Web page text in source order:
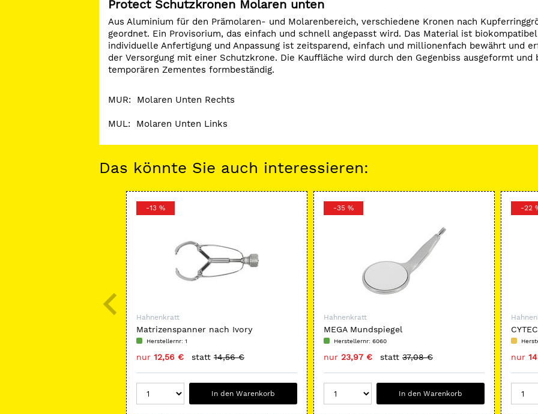
Protect Schutzkronen Molaren unten
Aus Aluminium für den Prämolaren- und Molarenbereich, verschiedene Kronen nach
geordnet. Ein Provisorium, das einfach und schnell angepasst wird. Das Material ist
individuelle Anfertigung und Anpassung ist zeitsparend, einfach und millionenfach bewährt und
der Versorgung mit einer Schutzkrone. Die Kauffläche wird durch den Gegenbiss ausgeformt und
temporären Zementes formbeständig.
MUR: Molaren Unten Rechts
MUL: Molaren Unten Links
Das könnte Sie auch interessieren:
-13 %
Hahnenkratt
Matrizenspanner nach Ivory
Herstellernr: 1
nur 12,56 € statt 14,56 €
In den Warenkorb
-35 %
Hahnenkratt
MEGA Mundspiegel
Herstellernr: 6060
nur 23,97 € statt 37,08 €
In den Warenkorb
-22
nur